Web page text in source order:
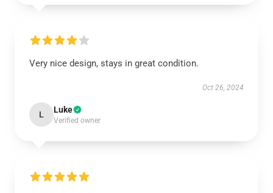
Very nice design, stays in great condition.
Oct 26, 2024
L Luke
Verified owner